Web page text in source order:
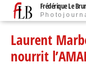
Frédérique Le
Laurent
nourrit